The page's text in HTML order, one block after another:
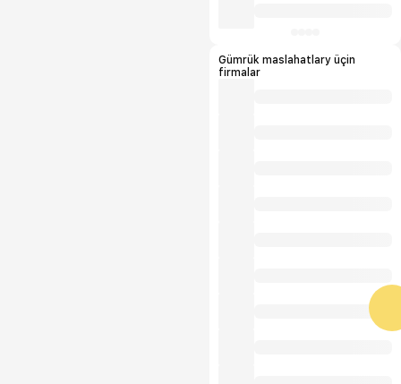
Gümrük maslahatlary üçin
firmalar